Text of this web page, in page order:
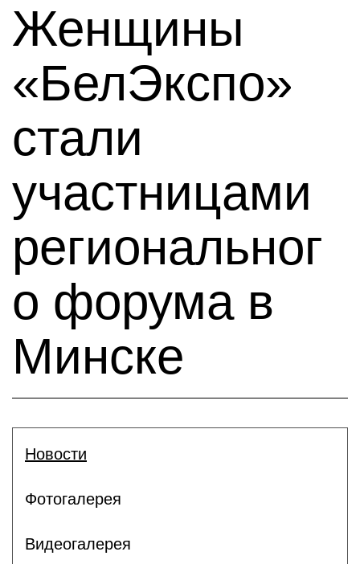
Женщины
«БелЭкспо»
стали
участницами
региональног
о форума в
Минске
Новости
Фотогалерея
Видеогалерея